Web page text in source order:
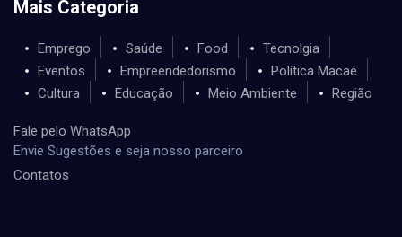
Mais Categoria
Emprego Saúde Food
Tecnolgia
Eventos
Empreendedorismo
Política Macaé
Cultura
Educação Meio Ambiente Região
Fale pelo WhatsApp
Envie Sugestões e seja nosso parceiro
Contatos